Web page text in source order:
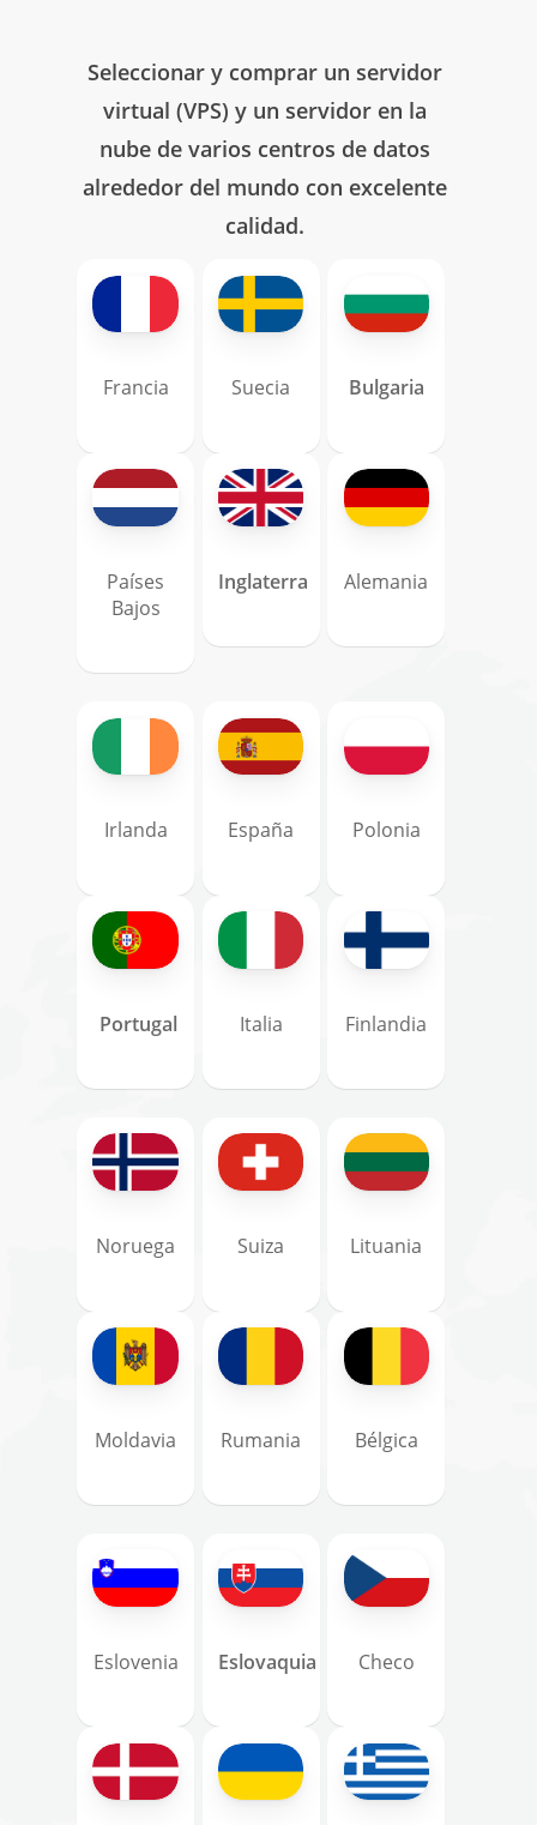
Seleccionar y comprar un servidor
virtual (VPS) y un servidor en la
nube de varios centros de datos
alrededor del mundo con excelente
calidad.
Francia Suecia Bulgaria
Países
Bajos
Inglaterra Alemania
Irlanda España Polonia
Portugal Italia Finlandia
Noruega Suiza Lituania
Moldavia Rumania Bélgica
Eslovenia Eslovaquia Checo